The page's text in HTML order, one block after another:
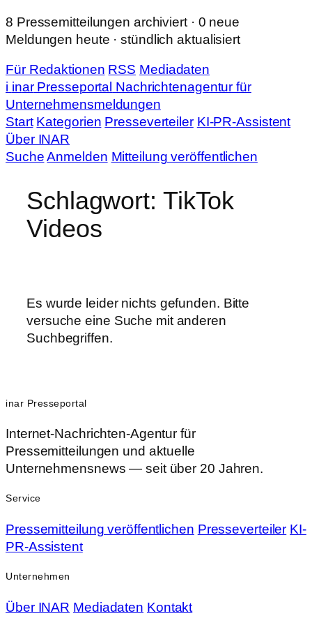
Zum
Inhalt
8 Pressemitteilungen archiviert · 0 neue
Meldungen heute · stündlich aktualisiert
Für Redaktionen RSS Mediadaten
i inarPresseportal Nachrichtenagentur für
Unternehmensmeldungen
Start Kategorien Presseverteiler KI-PR-Assistent
Über INAR
Suche Anmelden Mitteilung veröffentlichen
Schlagwort: TikTok
Videos
Es wurde leider nichts gefunden. Bitte
versuche eine Suche mit anderen
Suchbegriffen.
inar Presseportal
Internet-Nachrichten-Agentur für
Pressemitteilungen und aktuelle
Unternehmensnews — seit über 20 Jahren.
Service
Pressemitteilung veröffentlichen Presseverteiler KI-
PR-Assistent
Unternehmen
Über INAR Mediadaten Kontakt